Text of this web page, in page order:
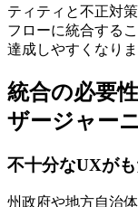
ティティと不正対
フローに統合する
達成しやすくなりま
統合の必要
ザージャー
不十分なUXが
州政府や地方自治